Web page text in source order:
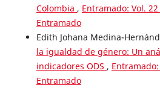
Colombia , Entramado: Vol.
Entramado
Edith Johana Medina-
la igualdad de género: Un
indicadores ODS ,
Entramado